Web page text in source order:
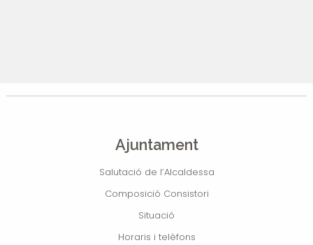
Ajuntament
Salutació de l’Alcaldessa
Composició Consistori
Situació
Horaris i telèfons